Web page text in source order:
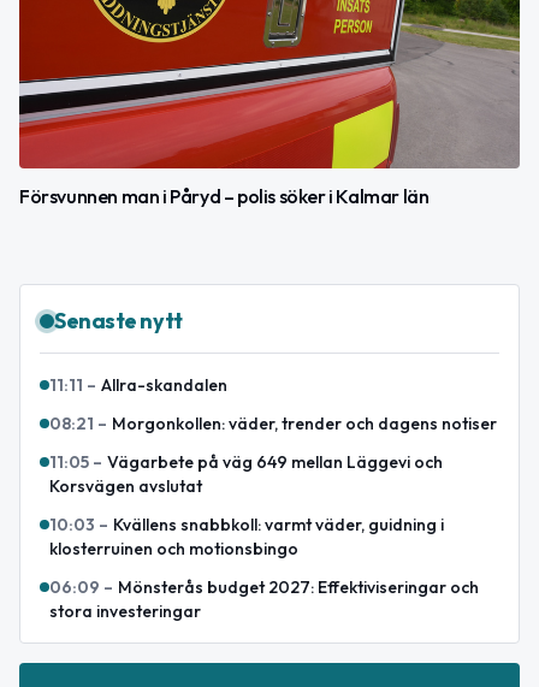
Försvunnen man i Påryd – polis söker i Kalmar län
Senaste nytt
11:11 – Allra-skandalen
08:21 – Morgonkollen: väder, trender och dagens notiser
11:05 – Vägarbete på väg 649 mellan Läggevi och
Korsvägen avslutat
10:03 – Kvällens snabbkoll: varmt väder, guidning i
klosterruinen och motionsbingo
06:09 – Mönsterås budget 2027: Effektiviseringar och
stora investeringar